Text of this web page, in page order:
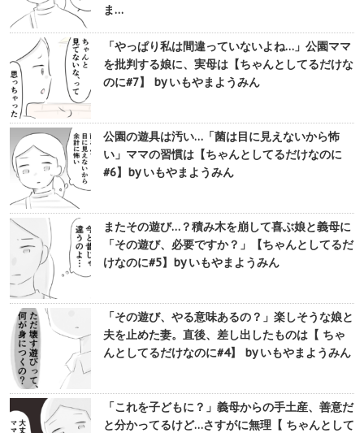
ま…
「やっぱり私は間違っていないよね…」公園ママ
を批判する娘に、実母は【ちゃんとしてるだけな
のに#7】 by いもやまようみん
公園の遊具は汚い…「菌は目に見えないから怖
い」ママの習慣は【ちゃんとしてるだけなのに
#6】by いもやまようみん
またその遊び…？積み木を崩して喜ぶ娘と義母に
「その遊び、必要ですか？」【ちゃんとしてるだ
けなのに#5】by いもやまようみん
「その遊び、やる意味あるの？」楽しそうな娘と
夫を止めた妻。直後、差し出したものは【 ちゃ
んとしてるだけなのに#4】 by いもやまようみん
「これを子どもに？」義母からの手土産、善意だ
と分かってるけど…さすがに無理【 ちゃんとして